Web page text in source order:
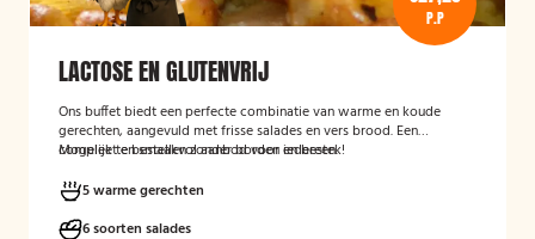
P.P
LACTOSE EN GLUTENVRIJ
Ons buffet biedt een perfecte combinatie van warme en koude
gerechten, aangevuld met frisse salades en vers brood. Een
compleet en smaakvol aanbod voor iedereen.
Mogelijk te bestellen zonder borden en bestek!
5 warme gerechten
6 soorten salades